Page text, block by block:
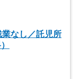
業なし／託児所